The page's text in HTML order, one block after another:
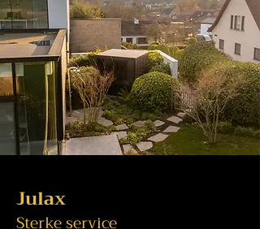
Julax
Sterke service